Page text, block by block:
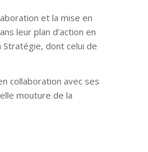
et la mise en
leur plan d’action en
dont celui de
collaboration avec ses
mouture de la